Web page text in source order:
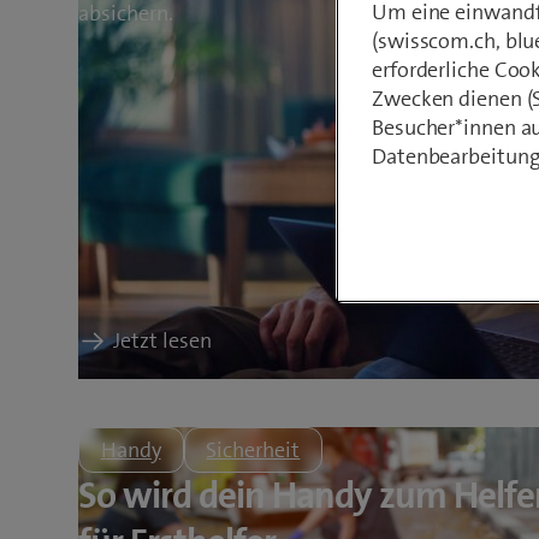
absichern.
Jetzt lesen
So
du
sicher
ein
Handy Sicherheit
So wird dein Handy zum
Um eine
(swisscom.ch,
erforderliche
Zwecken dienen
Besucher*innen